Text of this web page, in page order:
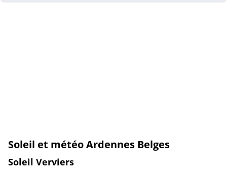
Soleil et météo Ardennes Belges
Soleil Verviers